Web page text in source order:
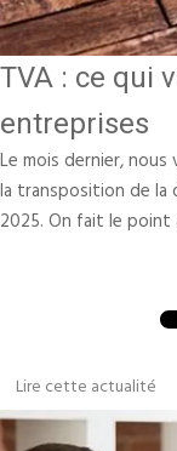
TVA : ce qui
entreprises
Le mois dernier,
la transposition de la
2025. On fait le point
Lire cette actualité